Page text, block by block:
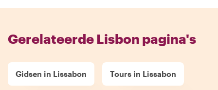
Gerelateerde Lisbon pagina's
Gidsen in Lissabon Tours in Lissabon